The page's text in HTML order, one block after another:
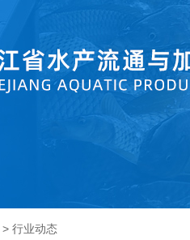
> 行业动态